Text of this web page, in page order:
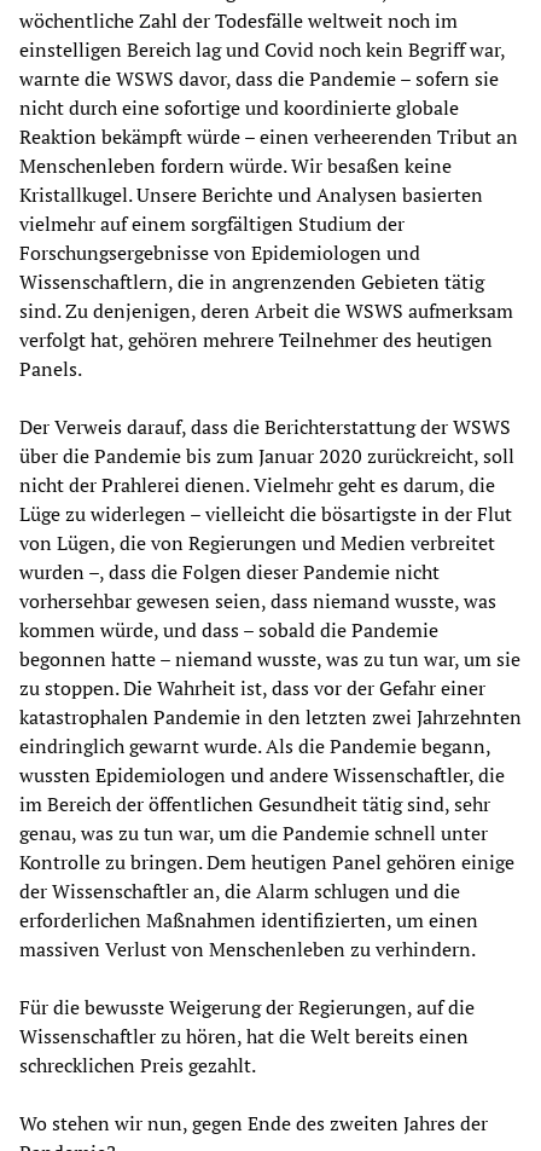
wöchentliche Zahl der Todesfälle weltweit noch im
einstelligen Bereich lag und Covid noch kein Begriff war,
warnte die WSWS davor, dass die Pandemie – sofern sie
nicht durch eine sofortige und koordinierte globale
Reaktion bekämpft würde – einen verheerenden Tribut an
Menschenleben fordern würde. Wir besaßen keine
Kristallkugel. Unsere Berichte und Analysen basierten
vielmehr auf einem sorgfältigen Studium der
Forschungsergebnisse von Epidemiologen und
Wissenschaftlern, die in angrenzenden Gebieten tätig
sind. Zu denjenigen, deren Arbeit die WSWS aufmerksam
verfolgt hat, gehören mehrere Teilnehmer des heutigen
Panels.
Der Verweis darauf, dass die Berichterstattung der WSWS
über die Pandemie bis zum Januar 2020 zurückreicht, soll
nicht der Prahlerei dienen. Vielmehr geht es darum, die
Lüge zu widerlegen – vielleicht die bösartigste in der Flut
von Lügen, die von Regierungen und Medien verbreitet
wurden –, dass die Folgen dieser Pandemie nicht
vorhersehbar gewesen seien, dass niemand wusste, was
kommen würde, und dass – sobald die Pandemie
begonnen hatte – niemand wusste, was zu tun war, um sie
zu stoppen. Die Wahrheit ist, dass vor der Gefahr einer
katastrophalen Pandemie in den letzten zwei Jahrzehnten
eindringlich gewarnt wurde. Als die Pandemie begann,
wussten Epidemiologen und andere Wissenschaftler, die
im Bereich der öffentlichen Gesundheit tätig sind, sehr
genau, was zu tun war, um die Pandemie schnell unter
Kontrolle zu bringen. Dem heutigen Panel gehören einige
der Wissenschaftler an, die Alarm schlugen und die
erforderlichen Maßnahmen identifizierten, um einen
massiven Verlust von Menschenleben zu verhindern.
Für die bewusste Weigerung der Regierungen, auf die
Wissenschaftler zu hören, hat die Welt bereits einen
schrecklichen Preis gezahlt.
Wo stehen wir nun, gegen Ende des zweiten Jahres der